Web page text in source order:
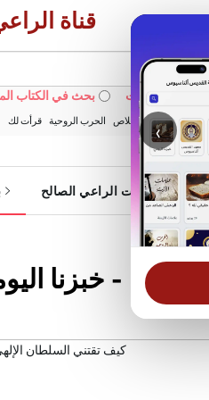
‹
قناة
في الويبسايت بحث في الكتاب
خبزنا اليومي الخلاص الحرب الروحية قرأت لك
خدمات الراعي الصالح
صلاة - خبزنا